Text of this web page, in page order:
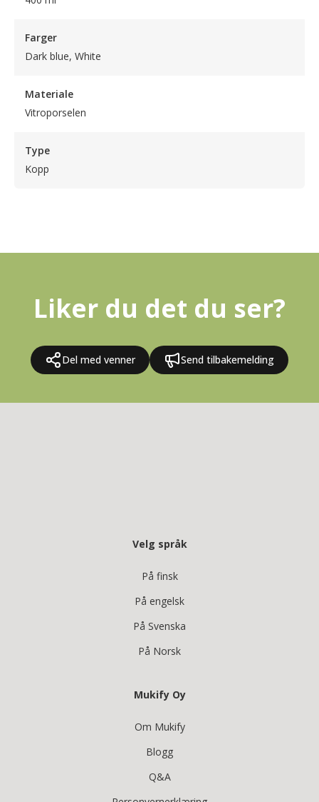
Farger
Dark blue, White
Materiale
Vitroporselen
Type
Kopp
Liker du det du ser?
Del med venner Send tilbakemelding
Velg språk
På finsk
På engelsk
På Svenska
På Norsk
Mukify Oy
Om Mukify
Blogg
Q&A